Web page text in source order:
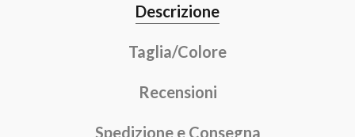
Descrizione
Taglia/Colore
Recensioni
Spedizione e Consegna